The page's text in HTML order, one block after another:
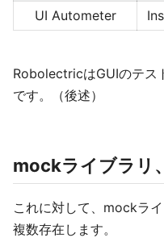
UI Autometer
RobolectricはGUIのテス
です。（後述）
mockライブラリ
これに対して、mockラ
複数存在します。